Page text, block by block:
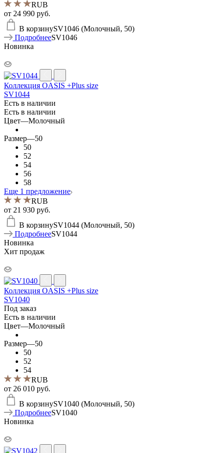
RUB
от 24 990 руб.
В корзинуSV1046 (Молочный, 50)
ПодробнееSV1046
Новинка
Коллекция OASIS +Plus size
SV1044
Есть в наличии
Есть в наличии
Цвет—Молочный
Размер—50
50
52
54
56
58
Еще 1 предложение
RUB
от 21 930 руб.
В корзинуSV1044 (Молочный, 50)
ПодробнееSV1044
Новинка
Хит продаж
Коллекция OASIS +Plus size
SV1040
Под заказ
Есть в наличии
Цвет—Молочный
Размер—50
50
52
54
RUB
от 26 010 руб.
В корзинуSV1040 (Молочный, 50)
ПодробнееSV1040
Новинка